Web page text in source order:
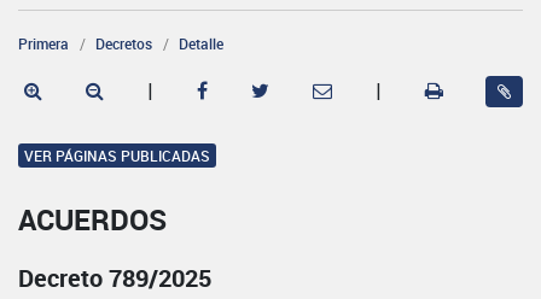
Primera Decretos Detalle
| |
VER PÁGINAS PUBLICADAS
ACUERDOS
Decreto 789/2025